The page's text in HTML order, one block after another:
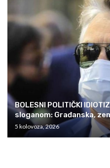
BOLESNI POLITIČKI
sloganom: Građanska,
5 kolovoza, 2026